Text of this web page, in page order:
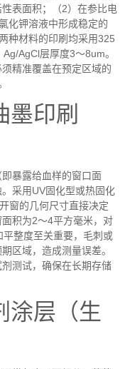
表面积；（2）在参比电
化钾溶液中形成稳定的
种材料的印刷均采用325
Ag/AgCl层厚度3～8um。
精准覆盖在预定区域的
墨印刷
暴露给血样的窗口面
采用UV固化型或热固化
窗的几何尺寸直接决定
面积为2～4平方毫米，对
整度至关重要，毛刺或
区域，造成测量误差。
测试，确保在长期存储
涂层（生